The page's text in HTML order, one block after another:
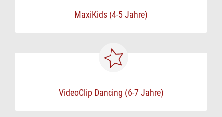
MaxiKids (4-5 Jahre)
VideoClip Dancing (6-7 Jahre)